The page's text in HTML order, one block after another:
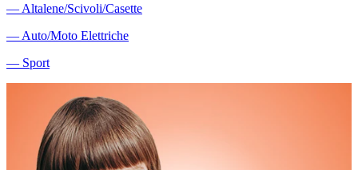
― Altalene/Scivoli/Casette
― Auto/Moto Elettriche
― Sport